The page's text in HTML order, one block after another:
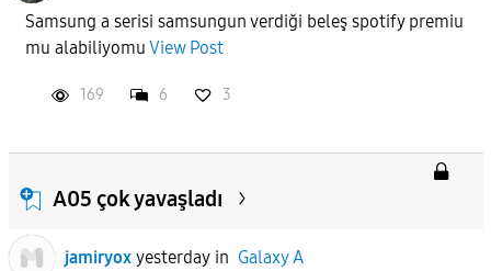
Samsung a serisi samsungun verdiği beleş spotify premiu
mu alabiliyomu View Post
169 6 3
A05 çok yavaşladı
jamiryox yesterdayin Galaxy A